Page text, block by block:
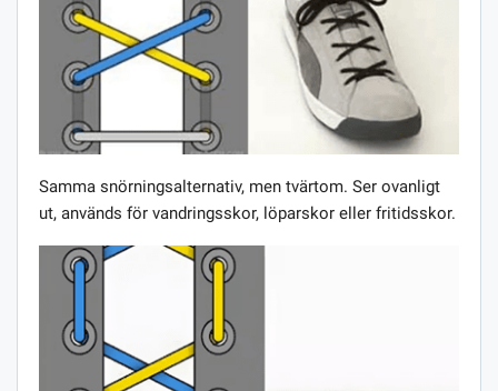
Samma snörningsalternativ, men tvärtom. Ser ovanligt
ut, används för vandringsskor, löparskor eller fritidsskor.